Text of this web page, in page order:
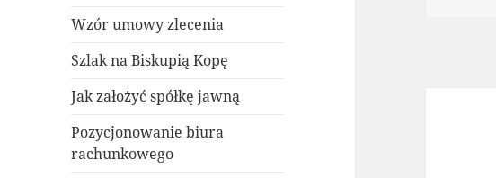
Wzór umowy zlecenia
Szlak na Biskupią Kopę
Jak założyć spółkę jawną
Pozycjonowanie biura
rachunkowego